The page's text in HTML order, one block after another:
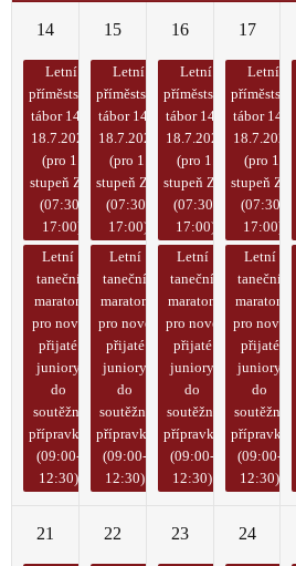
14
Letní
příměstský
tábor 14. -
18.7.2025
(pro 1.
stupeň ZŠ)
(07:30-
17:00)
Letní
taneční
maraton
pro nově
přijaté
juniory
do
soutěžní
přípravky
(09:00-
12:30)
15
Letní
příměstský
tábor 14. -
18.7.2025
(pro 1.
stupeň ZŠ)
(07:30-
17:00)
Letní
taneční
maraton
pro nově
přijaté
juniory
do
soutěžní
přípravky
(09:00-
12:30)
16
Letní
příměstský
tábor 14. -
18.7.2025
(pro 1.
stupeň ZŠ)
(07:30-
17:00)
Letní
taneční
maraton
pro nově
přijaté
juniory
do
soutěžní
přípravky
(09:00-
12:30)
17
Letní
příměstský
tábor 14. -
18.7.2025
(pro 1.
stupeň ZŠ)
(07:30-
17:00)
Letní
taneční
maraton
pro nově
přijaté
juniory
do
soutěžní
přípravky
(09:00-
12:30)
21 22 23 24